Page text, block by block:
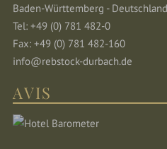
Baden-Württemberg - Deutschland
Tel: +49 (0) 781 482-0
Fax: +49 (0) 781 482-160
info@rebstock-durbach.de
AVIS